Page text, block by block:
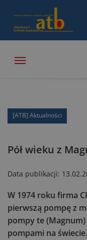
[ATB] Aktualności
Pół wieku z
Data publikacji:
W 1974 roku firma
pierwszą pompę z
pompy te
pompami na świecie.